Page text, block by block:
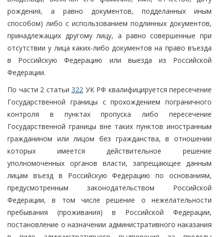
рождения, а равно документов, подделанных иным
способом) либо с использованием подлинных документов,
принадлежащих другому лицу, а равно совершенные при
отсутствии у лица каких-либо документов на право въезда
в Российскую Федерацию или выезда из Российской
Федерации.
По части 2 статьи 322 УК РФ квалифицируется пересечение
Государственной границы с прохождением пограничного
контроля в пунктах пропуска либо пересечение
Государственной границы вне таких пунктов иностранным
гражданином или лицом без гражданства, в отношении
которых имеется действительное решение
уполномоченных органов власти, запрещающее данным
лицам въезд в Российскую Федерацию по основаниям,
предусмотренным законодательством Российской
Федерации, в том числе решение о нежелательности
пребывания (проживания) в Российской Федерации,
постановление о назначении административного наказания